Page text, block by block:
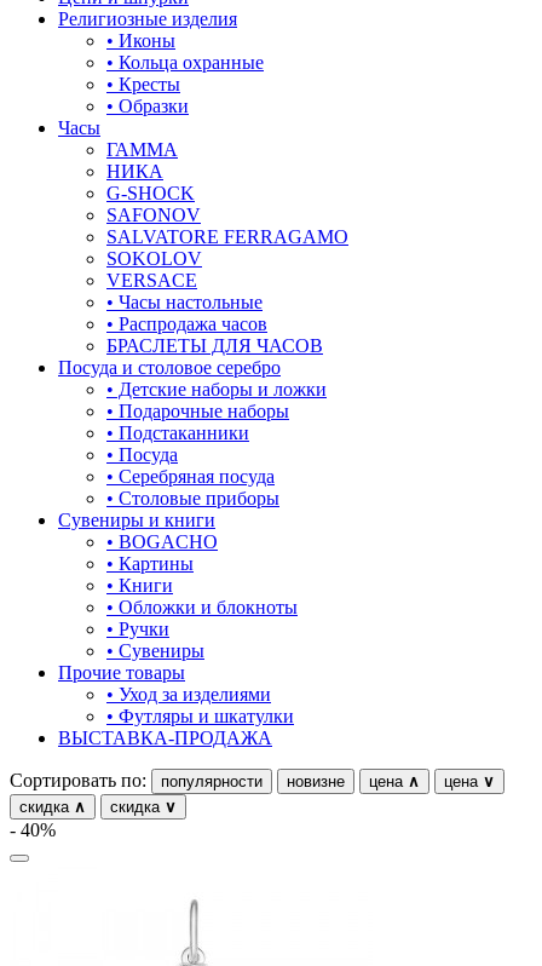
Религиозные изделия
• Иконы
• Кольца охранные
• Кресты
• Образки
Часы
ГАММА
НИКА
G-SHOCK
SAFONOV
SALVATORE FERRAGAMO
SOKOLOV
VERSACE
• Часы настольные
• Распродажа часов
БРАСЛЕТЫ ДЛЯ ЧАСОВ
Посуда и столовое серебро
• Детские наборы и ложки
• Подарочные наборы
• Подстаканники
• Посуда
• Серебряная посуда
• Столовые приборы
Сувениры и книги
• BOGACHO
• Картины
• Книги
• Обложки и блокноты
• Ручки
• Сувениры
Прочие товары
• Уход за изделиями
• Футляры и шкатулки
ВЫСТАВКА-ПРОДАЖА
Сортировать по: популярности новизне цена ∧ цена ∨
скидка ∧ скидка ∨
- 40%